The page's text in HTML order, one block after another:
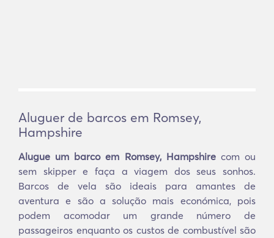
Aluguer de barcos em Romsey,
Hampshire
Alugue um barco em Romsey, Hampshirecom ou
sem skipper e faça a viagem dos seus sonhos.
Barcos de vela são ideais para amantes de
aventura e são a solução mais económica, pois
podem acomodar um grande número de
passageiros enquanto os custos de combustível são